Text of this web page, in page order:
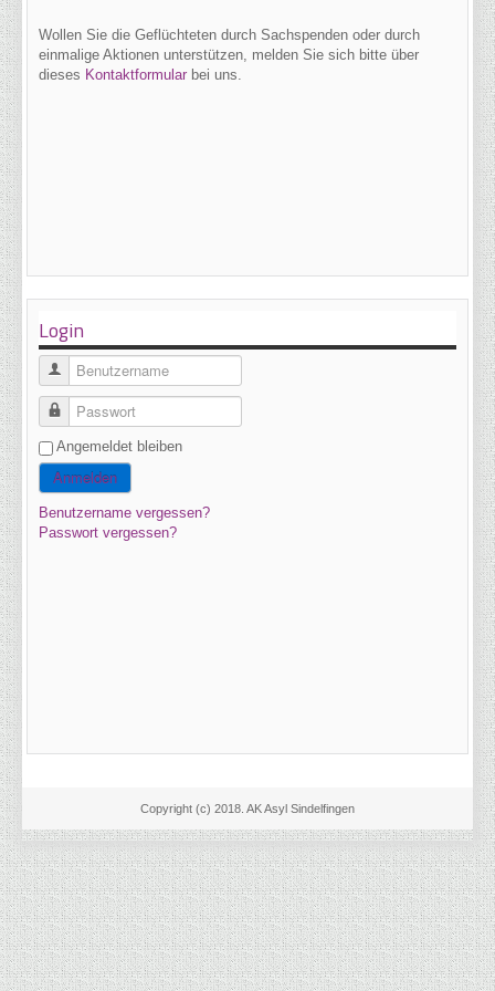
Wollen Sie die Geflüchteten durch Sachspenden oder durch
einmalige Aktionen unterstützen, melden Sie sich bitte über
dieses Kontaktformular bei uns.
Login
Benutzername
Passwort
Angemeldet bleiben
Anmelden
Benutzername vergessen?
Passwort vergessen?
Copyright (c) 2018. AK Asyl Sindelfingen